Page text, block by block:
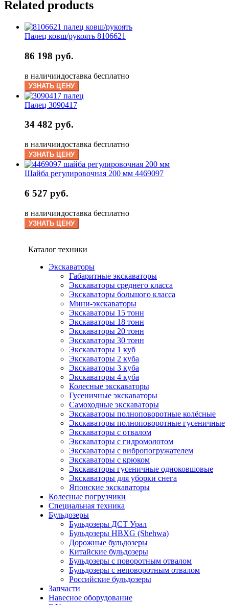
Related products
Палец ковш/рукоять 8106621
86 198 руб.
в наличиидоставка бесплатно
УЗНАТЬ ЦЕНУ
Палец 3090417
34 482 руб.
в наличиидоставка бесплатно
УЗНАТЬ ЦЕНУ
Шайба регулировочная 200 мм 4469097
6 527 руб.
в наличиидоставка бесплатно
УЗНАТЬ ЦЕНУ
Каталог техники
Экскаваторы
Габаритные экскаваторы
Экскаваторы среднего класса
Экскаваторы большого класса
Мини-экскаваторы
Экскаваторы 15 тонн
Экскаваторы 18 тонн
Экскаваторы 20 тонн
Экскаваторы 30 тонн
Экскаваторы 1 куб
Экскаваторы 2 куба
Экскаваторы 3 куба
Экскаваторы 4 куба
Колесные экскаваторы
Гусеничные экскаваторы
Самоходные экскаваторы
Экскаваторы полноповоротные колёсные
Экскаваторы полноповоротные гусеничные
Экскаваторы с отвалом
Экскаваторы с гидромолотом
Экскаваторы с вибропогружателем
Экскаваторы с крюком
Экскаваторы гусеничные одноковшовые
Экскаваторы для уборки снега
Японские экскаваторы
Колесные погрузчики
Специальная техника
Бульдозеры
Бульдозеры ДСТ Урал
Бульдозеры HBXG (Shehwa)
Дорожные бульдозеры
Китайские бульдозеры
Бульдозеры с поворотным отвалом
Бульдозеры с неповоротным отвалом
Российские бульдозеры
Запчасти
Навесное оборудование